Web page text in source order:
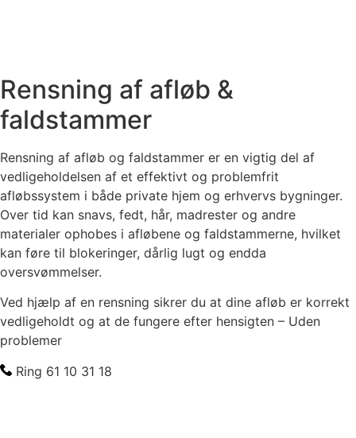
Rensning af afløb &
faldstammer
Rensning af afløb og faldstammer er en vigtig del af
vedligeholdelsen af et effektivt og problemfrit
afløbssystem i både private hjem og erhvervs bygninger.
Over tid kan snavs, fedt, hår, madrester og andre
materialer ophobes i afløbene og faldstammerne, hvilket
kan føre til blokeringer, dårlig lugt og endda
oversvømmelser.
Ved hjælp af en rensning sikrer du at dine afløb er korrekt
vedligeholdt og at de fungere efter hensigten – Uden
problemer
Ring 61 10 31 18